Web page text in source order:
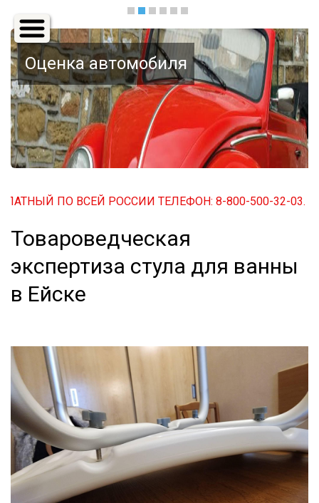
Основная
навигация
Оценка автомобиля
ПО ВСЕЙ РОССИИ ТЕЛЕФОН: 8-800-500-32-03.
Товароведческая
экспертиза стула для ванны
в Ейске